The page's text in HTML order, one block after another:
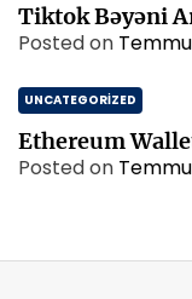
Tiktok Bəyəni
Posted on
UNCATEGORIZED
Ethereum
Posted on